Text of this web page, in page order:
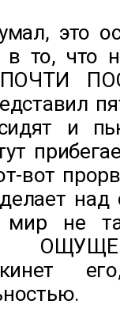
это
то, что
ПОЧТИ
и
вот
над
мир не
его